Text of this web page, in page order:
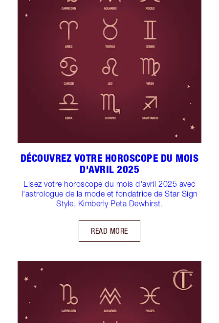
DÉCOUVREZ VOTRE HOROSCOPE DU MOIS
D'AVRIL 2025
Lisez votre horoscope du mois d'avril 2025 avec
l'astrologue de la mode et fondatrice de Star Sign
Style, Kimberly Peta Dewhirst.
READ MORE